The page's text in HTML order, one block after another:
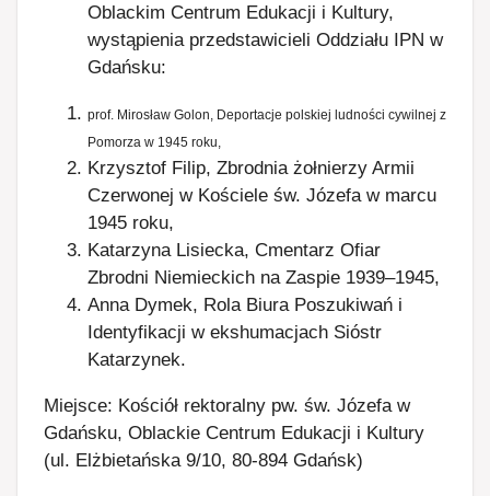
Oblackim Centrum Edukacji i Kultury,
wystąpienia przedstawicieli Oddziału IPN w
Gdańsku:
prof. Mirosław Golon, Deportacje polskiej ludności cywilnej z
Pomorza w 1945 roku,
Krzysztof Filip, Zbrodnia żołnierzy Armii
Czerwonej w Kościele św. Józefa w marcu
1945 roku,
Katarzyna Lisiecka, Cmentarz Ofiar
Zbrodni Niemieckich na Zaspie 1939–1945,
Anna Dymek, Rola Biura Poszukiwań i
Identyfikacji w ekshumacjach Sióstr
Katarzynek.
Miejsce: Kościół rektoralny pw. św. Józefa w
Gdańsku, Oblackie Centrum Edukacji i Kultury
(ul. Elżbietańska 9/10, 80-894 Gdańsk)